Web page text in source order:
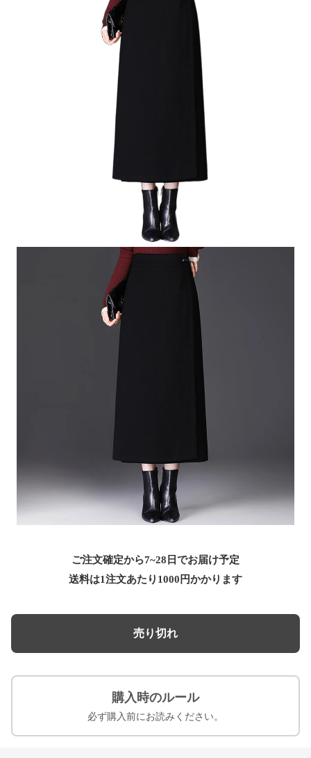
ご注文確定から7~28日でお届け予定
送料は1注文あたり 1000 円かかります
売り切れ
購入時のルール
必ず購入前にお読みください。